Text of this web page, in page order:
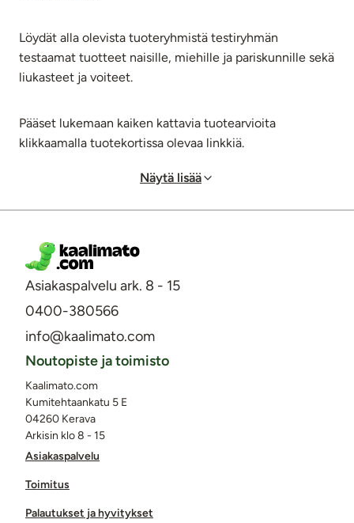
Löydät alla olevista tuoteryhmistä testiryhmän
testaamat tuotteet naisille, miehille ja pariskunnille sekä
liukasteet ja voiteet.
Pääset lukemaan kaiken kattavia tuotearvioita
klikkaamalla tuotekortissa olevaa linkkiä.
Näytä lisää
Asiakaspalvelu ark. 8 - 15
0400-380566
info@kaalimato.com
Asiakaspalvelu
Toimitus
Palautukset ja hyvitykset
Noutopiste ja toimisto
Kaalimato.com
Kumitehtaankatu 5 E
04260 Kerava
Arkisin klo 8 - 15